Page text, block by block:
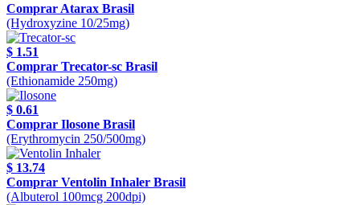
Comprar Atarax Brasil
(Hydroxyzine 10/25mg)
$ 1.51
Comprar Trecator-sc Brasil
(Ethionamide 250mg)
$ 0.61
Comprar Ilosone Brasil
(Erythromycin 250/500mg)
$ 13.74
Comprar Ventolin Inhaler Brasil
(Albuterol 100mcg 200dpi)